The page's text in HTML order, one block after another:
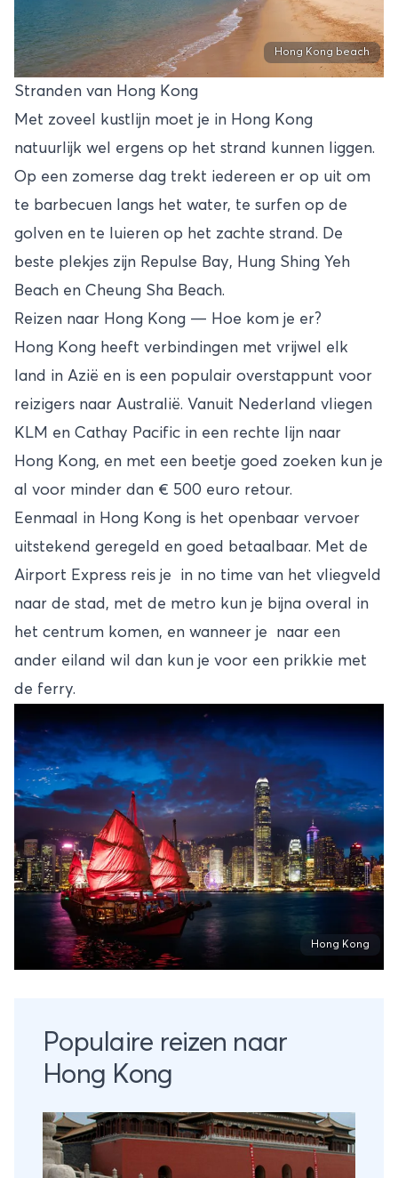
Hong Kong beach
Stranden van Hong Kong
Met zoveel kustlijn moet je in Hong Kong
natuurlijk wel ergens op het strand kunnen liggen.
Op een zomerse dag trekt iedereen er op uit om
te barbecuen langs het water, te surfen op de
golven en te luieren op het zachte strand. De
beste plekjes zijn Repulse Bay, Hung Shing Yeh
Beach en Cheung Sha Beach.
Reizen naar Hong Kong — Hoe kom je er?
Hong Kong heeft verbindingen met vrijwel elk
land in Azië en is een populair overstappunt voor
reizigers naar Australië. Vanuit Nederland vliegen
KLM en Cathay Pacific in een rechte lijn naar
Hong Kong, en met een beetje goed zoeken kun je
al voor minder dan € 500 euro retour.
Eenmaal in Hong Kong is het openbaar vervoer
uitstekend geregeld en goed betaalbaar. Met de
Airport Express reis je in no time van het vliegveld
naar de stad, met de metro kun je bijna overal in
het centrum komen, en wanneer je naar een
ander eiland wil dan kun je voor een prikkie met
de ferry.
Hong Kong
Populaire reizen naar
Hong Kong